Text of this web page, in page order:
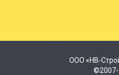
ООО «НВ-
©2007-